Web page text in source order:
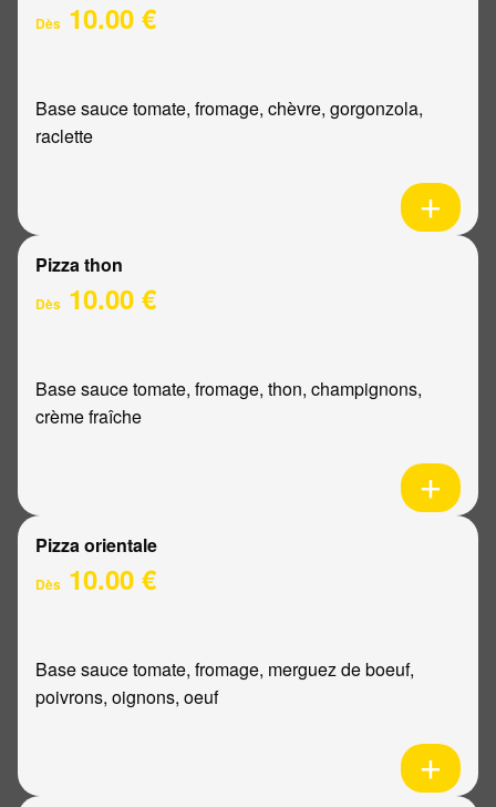
Dès 10.00 €
Base sauce tomate, fromage, chèvre, gorgonzola,
raclette
Pizza thon
Dès 10.00 €
Base sauce tomate, fromage, thon, champignons,
crème fraîche
Pizza orientale
Dès 10.00 €
Base sauce tomate, fromage, merguez de boeuf,
poivrons, oignons, oeuf